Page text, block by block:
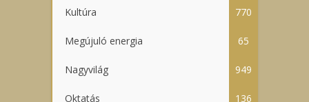
Kultúra 770
Megújuló energia 65
Nagyvilág 949
Oktatás 136